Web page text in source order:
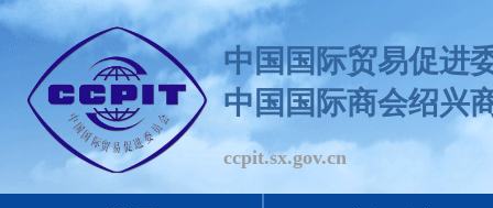
中国国际贸易促进
中国国际商会绍兴
ccpit.sx.gov.cn